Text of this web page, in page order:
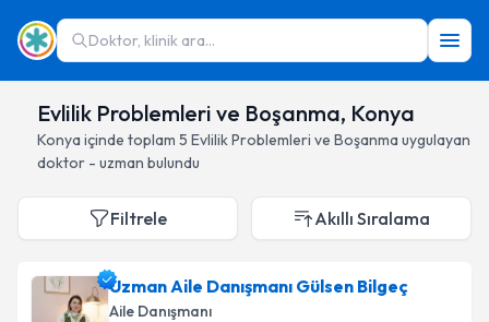
Doktor, klinik ara...
Evlilik Problemleri ve Boşanma, Konya
Konya içinde toplam 5 Evlilik Problemleri ve Boşanma uygulayan
doktor - uzman bulundu
Filtrele Akıllı Sıralama
Uzman Aile Danışmanı Gülsen Bilgeç
Aile Danışmanı